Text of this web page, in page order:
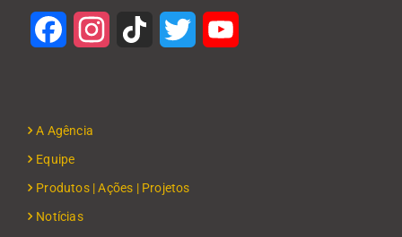
FacebookInstagramTikTok Twitter
A Agência
Equipe
Produtos | Ações | Projetos
Notícias